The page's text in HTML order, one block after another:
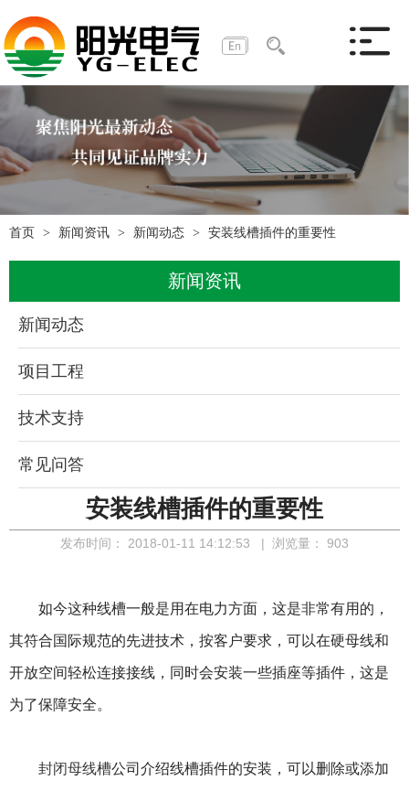
首页 新闻资讯 新闻动态 安装线槽插件的重要性
新闻资讯
新闻动态
项目工程
技术支持
常见问答
安装线槽插件的重要性
发布时间： 2018-01-11 14:12:53 | 浏览量： 903
如今这种线槽一般是用在电力方面，这是非常有用的，
其符合国际规范的先进技术，按客户要求，可以在硬母线和
开放空间轻松连接接线，同时会安装一些插座等插件，这是
为了保障安全。
封闭母线槽公司介绍线槽插件的安装，可以删除或添加